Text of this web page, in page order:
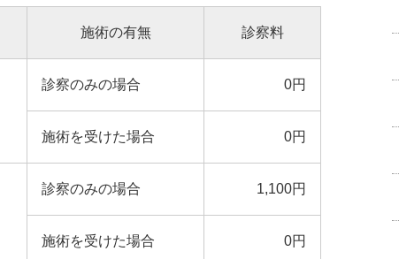
施術の有無 診察料
診察のみの場合 0円
施術を受けた場合 0円
診察のみの場合 1,100円
施術を受けた場合 0円